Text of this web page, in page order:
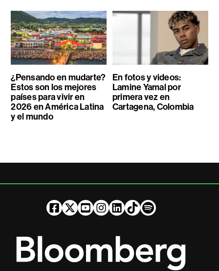
¿Pensando en mudarte?
Estos son los mejores
países para vivir en
2026 en América Latina
y el mundo
En fotos y videos:
Lamine Yamal por
primera vez en
Cartagena, Colombia